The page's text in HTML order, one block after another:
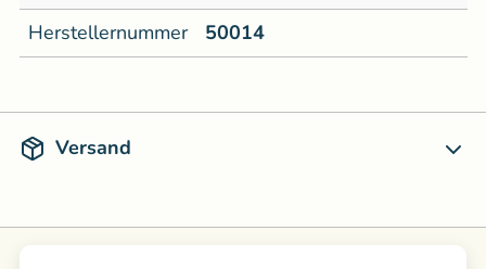
Herstellernummer
50014
Versand